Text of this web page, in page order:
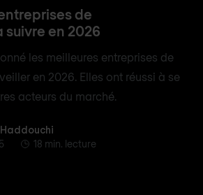
de
en 2026
les meilleures entreprises de
en 2026. Elles ont réussi à se
acteurs du marché.
18 min. lecture